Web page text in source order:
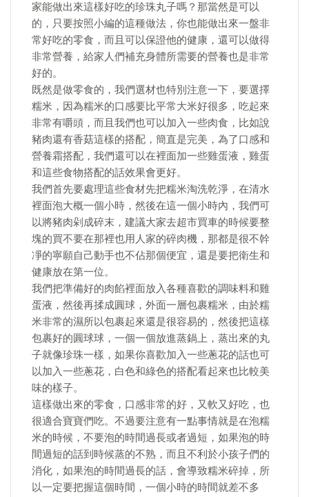
家能做出來這樣好吃的珍珠丸子嗎？那當然是可以
的，只要按照小編的這種做法，你也能做出來一盤非
常好吃的零食，而且可以保證他的健康，還可以做得
非常營養，給家人們補充身體所需要的營養也是非常
好的。
既然是做零食的，我們選材也特別注意一下，要選擇
糯米，因為糯米的口感要比平常大米好很多，吃起來
非常有嚼頭，而且我們也可以加入一些肉食，比如說
豬肉還有香菇這樣的搭配，簡直是完美，為了口感和
營養霜搭配，我們還可以在裡面加一些雞蛋液，雞蛋
和這些食物搭配的話效果會更好。
我們首先要處理這些食材先把糯米淘洗乾淨，在清水
裡面泡大概一個小時，然後在這一個小時內，我們可
以將豬肉剁成碎末，建議大家去超市買車的時候要整
塊的買不要在那裡也用人家的碎肉機，那都是很不幹
凈的寧願自己動手也不佔那個便宜，還是要把衛生和
健康放在第一位。
我們把準備好的肉餡裡面放入各種喜歡的調味料和雞
蛋液，然後再揉成圓球，外面一層包裹糯米，由於糯
米非常的濕所以包裹起來還是很容易的，然後把這樣
包裹好的圓球球，一個一個放進蒸鍋上，蒸出來的丸
子就像珍珠一樣，如果你喜歡加入一些蔥花的話也可
以加入一些蔥花，白色和綠色的搭配看起來也比較美
味的樣子。
這樣做出來的零食，口感非常的好，又軟又好吃，也
很適合寶寶們吃。不過要注意有一點事情就是在泡糯
米的時候，不要泡的時間過長或者過短，如果泡的時
間過短的話到時候蒸的不熟，而且不利於小孩子們的
消化，如果泡的時間過長的話，會導致糯米碎掉，所
以一定要把握這個時間，一個小時的時間就差不多